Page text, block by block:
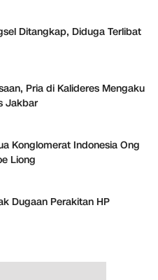
Ditangkap, Diduga Terlibat
Pria di Kalideres Mengaku
Jakbar
Konglomerat Indonesia Ong
Liong
Dugaan Perakitan HP